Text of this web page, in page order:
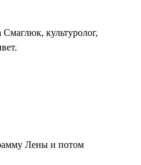
культуролог,
Лены и потом